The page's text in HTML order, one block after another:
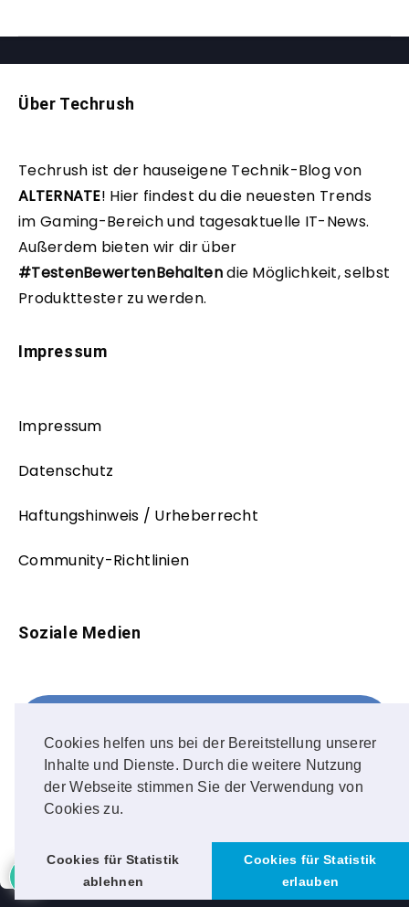
Cookies helfen uns bei der Bereitstellung unserer
Inhalte und Dienste. Durch die weitere Nutzung
der Webseite stimmen Sie der Verwendung von
Cookies zu.
Cookies für Statistik
ablehnen
Cookies für Statistik
erlauben
Über Techrush
Techrush ist der hauseigene Technik-Blog von
ALTERNATE! Hier findest du die neuesten Trends
im Gaming-Bereich und tagesaktuelle IT-News.
Außerdem bieten wir dir über
#TestenBewertenBehaltendie Möglichkeit, selbst
Produkttester zu werden.
Impressum
Impressum
Datenschutz
Haftungshinweis / Urheberrecht
Community-Richtlinien
Soziale Medien
FOLLOW ME!
Instagram
OUR PHOTOS!